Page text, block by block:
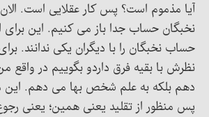
آیا مذموم است؟ پس کار عقلایی است. الان
نخبگان حساب جدا باز می کنیم. این
حساب نخبگان را با دیگران یکی ندانند.
نظرش با بقیه فرق داردو بگوییم در
دهم بلکه به علم شخص بها می دهم. این
پس منظور از تقلید یعنی همین؛ یعنی